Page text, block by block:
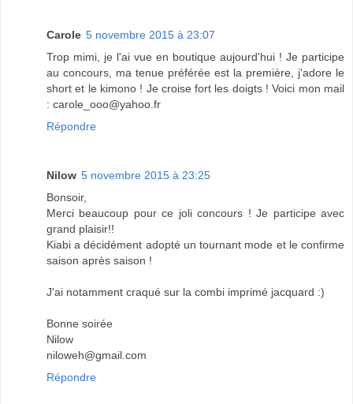
Carole 5 novembre 2015 à 23:07
Trop mimi, je l'ai vue en boutique aujourd'hui ! Je participe
au concours, ma tenue préférée est la première, j'adore le
short et le kimono ! Je croise fort les doigts ! Voici mon mail
: carole_ooo@yahoo.fr
Répondre
Nilow 5 novembre 2015 à 23:25
Bonsoir,
Merci beaucoup pour ce joli concours ! Je participe avec
grand plaisir!!
Kiabi a décidément adopté un tournant mode et le confirme
saison après saison !
J'ai notamment craqué sur la combi imprimé jacquard :)
Bonne soirée
Nilow
niloweh@gmail.com
Répondre